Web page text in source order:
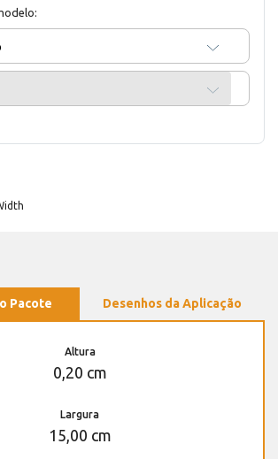
Pacote Desenhos da Aplicação
Altura
0,20 cm
Largura
15,00 cm